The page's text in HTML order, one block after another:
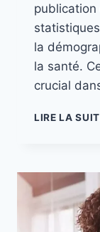
la
la santé.
crucial
LIRE LA